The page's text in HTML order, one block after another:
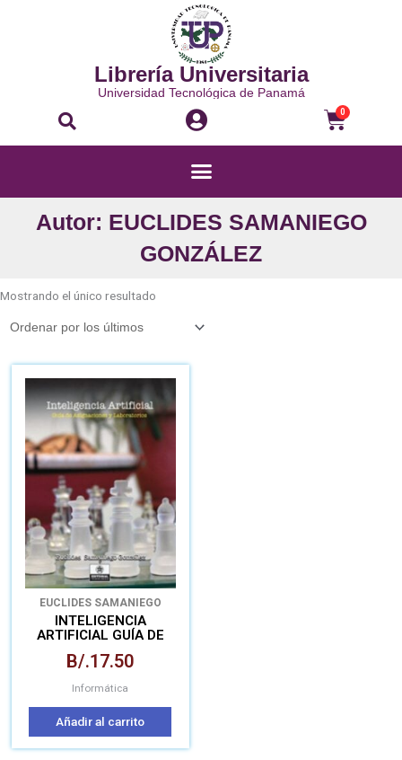
Librería Universitaria
Universidad Tecnológica de Panamá
Buscar 0
Menú
Autor: EUCLIDES SAMANIEGO
GONZÁLEZ
Mostrando el único resultado
EUCLIDES SAMANIEGO
GONZÁLEZ
INTELIGENCIA
ARTIFICIAL GUÍA DE
LABORATORIOS
B/.17.50
Informática
Añadir al carrito